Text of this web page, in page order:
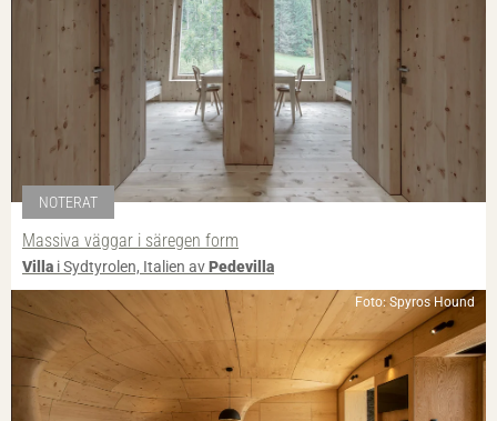
NOTERAT
Massiva väggar i säregen form
Villa i Sydtyrolen, Italien avPedevilla
Foto: Spyros Hound